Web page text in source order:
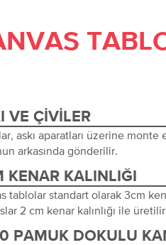
VE ÇIVILER
askı aparatları üzerine
arkasında gönderilir.
KENAR KALINLIĞI
tablolar standart olarak 3cm
2 cm kenar kalınlığı ile üretilir.
PAMUK DOKULU